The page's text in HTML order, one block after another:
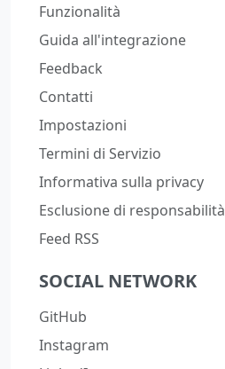
Funzionalità
Guida all'integrazione
Feedback
Contatti
Impostazioni
Termini di Servizio
Informativa sulla privacy
Esclusione di responsabilità
Feed RSS
SOCIAL NETWORK
GitHub
Instagram